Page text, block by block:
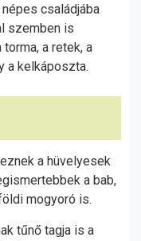
családjába
szemben is
a retek, a
a kelkáposzta.
a hüvelyesek
a bab,
mogyoró is.
tűnő tagja is a